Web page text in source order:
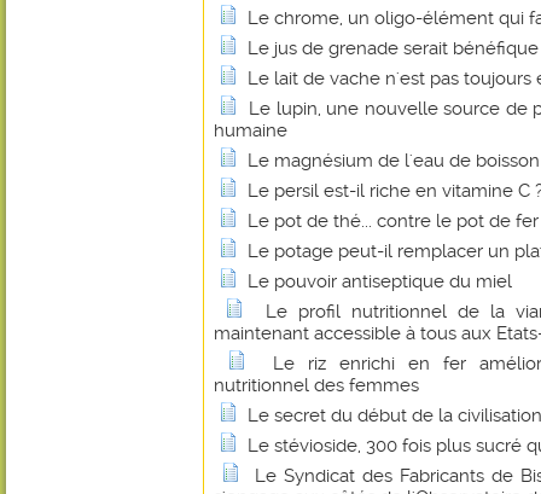
Le chrome, un oligo-élément qui
Le jus de grenade serait
Le lait de vache n'est pas toujours
Le lupin, une nouvelle source de
humaine
Le magnésium de l'eau de
Le persil est-il riche en vitamine C
Le pot de thé... contre le pot de fer
Le potage peut-il remplacer un
Le pouvoir antiseptique du miel
Le profil nutritionnel de la
maintenant accessible à tous aux
Le riz enrichi en fer
nutritionnel des femmes
Le secret du début de la
Le stévioside, 300 fois plus sucré
Le Syndicat des Fabricants de